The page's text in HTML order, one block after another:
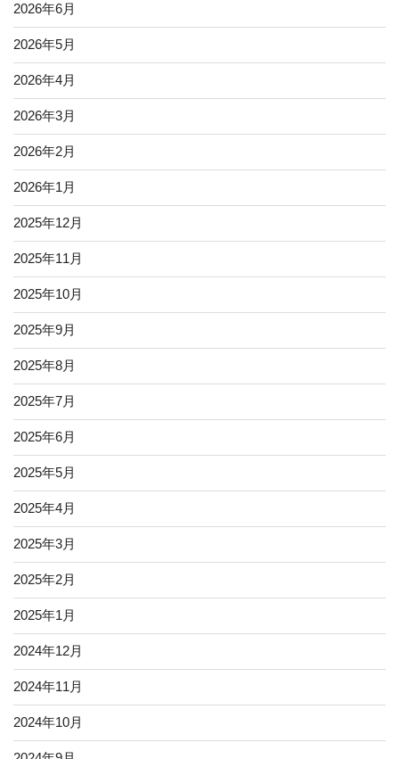
2026年6月
2026年5月
2026年4月
2026年3月
2026年2月
2026年1月
2025年12月
2025年11月
2025年10月
2025年9月
2025年8月
2025年7月
2025年6月
2025年5月
2025年4月
2025年3月
2025年2月
2025年1月
2024年12月
2024年11月
2024年10月